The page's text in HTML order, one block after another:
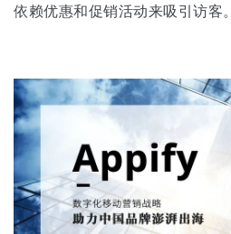
依赖优惠和促销活动来吸引访客。